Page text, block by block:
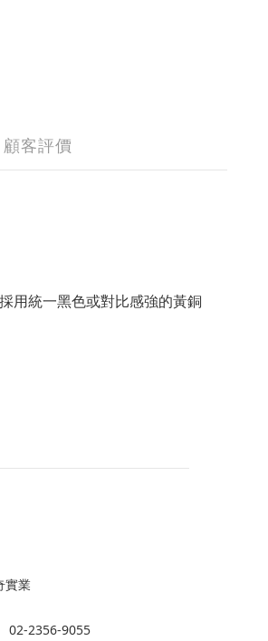
顧客評價
用統一黑色或對比感強的黃銅
實業
02-2356-9055